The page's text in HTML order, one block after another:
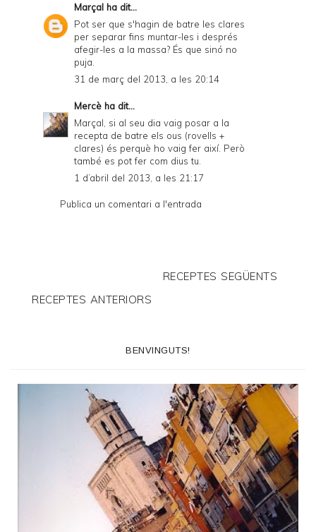
Marçal ha dit...
Pot ser que s'hagin de batre les clares
per separar fins muntar-les i després
afegir-les a la massa? És que sinó no
puja.
31 de març del 2013, a les 20:14
Mercè ha dit...
Marçal, si al seu dia vaig posar a la
recepta de batre els ous (rovells +
clares) és perquè ho vaig fer així. Però
també es pot fer com dius tu.
1 d’abril del 2013, a les 21:17
Publica un comentari a l'entrada
RECEPTES SEGÜENTS
RECEPTES ANTERIORS
BENVINGUTS!